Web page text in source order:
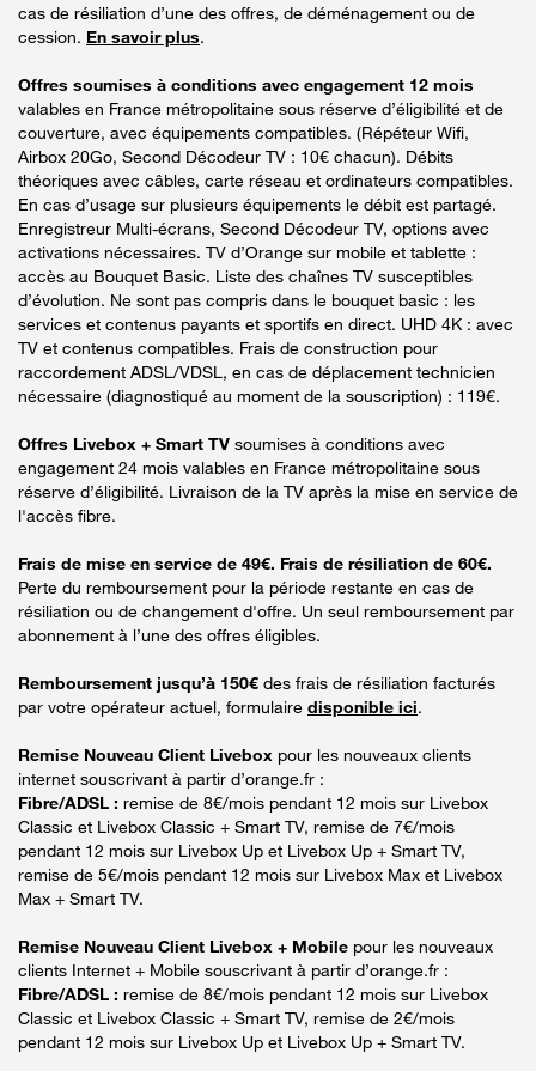
cas de résiliation d’une des offres, de déménagement ou de
cession. En savoir plus.
Offres soumises à conditions avec engagement 12 mois
valables en France métropolitaine sous réserve d’éligibilité et de
couverture, avec équipements compatibles. (Répéteur Wifi,
Airbox 20Go, Second Décodeur TV : 10€ chacun). Débits
théoriques avec câbles, carte réseau et ordinateurs compatibles.
En cas d’usage sur plusieurs équipements le débit est partagé.
Enregistreur Multi-écrans, Second Décodeur TV, options avec
activations nécessaires. TV d’Orange sur mobile et tablette :
accès au Bouquet Basic. Liste des chaînes TV susceptibles
d’évolution. Ne sont pas compris dans le bouquet basic : les
services et contenus payants et sportifs en direct. UHD 4K : avec
TV et contenus compatibles. Frais de construction pour
raccordement ADSL/VDSL, en cas de déplacement technicien
nécessaire (diagnostiqué au moment de la souscription) : 119€.
Offres Livebox + Smart TV soumises à conditions avec
engagement 24 mois valables en France métropolitaine sous
réserve d’éligibilité. Livraison de la TV après la mise en service de
l'accès fibre.
Frais de mise en service de 49€. Frais de résiliation de 60€.
Perte du remboursement pour la période restante en cas de
résiliation ou de changement d'offre. Un seul remboursement par
abonnement à l’une des offres éligibles.
Remboursement jusqu’à 150€ des frais de résiliation facturés
par votre opérateur actuel, formulaire disponible ici.
Remise Nouveau Client Livebox pour les nouveaux clients
internet souscrivant à partir d’orange.fr :
Fibre/ADSL : remise de 8€/mois pendant 12 mois sur Livebox
Classic et Livebox Classic + Smart TV, remise de 7€/mois
pendant 12 mois sur Livebox Up et Livebox Up + Smart TV,
remise de 5€/mois pendant 12 mois sur Livebox Max et Livebox
Max + Smart TV.
Remise Nouveau Client Livebox + Mobile pour les nouveaux
clients Internet + Mobile souscrivant à partir d’orange.fr :
Fibre/ADSL : remise de 8€/mois pendant 12 mois sur Livebox
Classic et Livebox Classic + Smart TV, remise de 2€/mois
pendant 12 mois sur Livebox Up et Livebox Up + Smart TV.